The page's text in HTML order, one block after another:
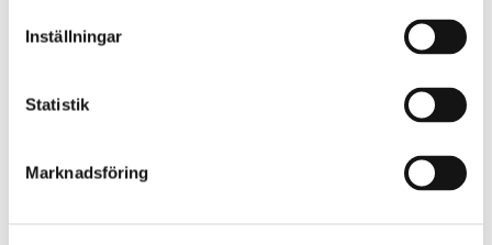
Inställningar
Statistik
Marknadsföring
KONTAKT
Besöksadress
Box 18, 295 21 Bromölla